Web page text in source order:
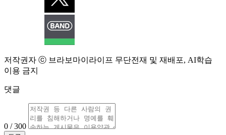
저작권자 ⓒ 브라보마이라이프 무단전재 및 재배포, AI학습
이용 금지
댓글
0 / 300